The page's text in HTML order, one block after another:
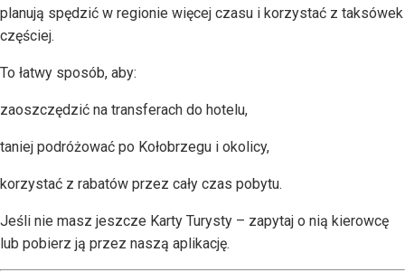
planują spędzić w regionie więcej czasu i korzystać z taksówek
częściej.
To łatwy sposób, aby:
zaoszczędzić na transferach do hotelu,
taniej podróżować po Kołobrzegu i okolicy,
korzystać z rabatów przez cały czas pobytu.
Jeśli nie masz jeszcze Karty Turysty – zapytaj o nią kierowcę
lub pobierz ją przez naszą aplikację.